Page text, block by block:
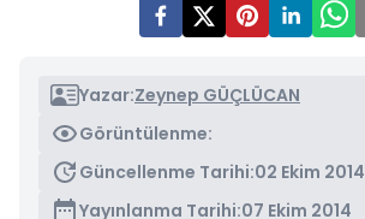
Yazar:Zeynep GÜÇLÜCAN
Görüntülenme:
Güncellenme Tarihi:02 Ekim 2014
Yayınlanma Tarihi:07 Ekim 2014